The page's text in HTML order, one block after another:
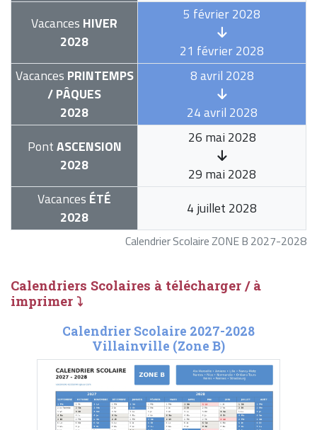
Calendrier Scolaire ZONE B 2027-2028
Vacances HIVER
2028
5 février 2028
21 février 2028
Vacances PRINTEMPS
/ PÂQUES
2028
8 avril 2028
24 avril 2028
PontASCENSION
2028
26 mai 2028
29 mai 2028
Vacances ÉTÉ
2028
4 juillet 2028
Calendriers Scolaires à télécharger / à
imprimer ⤵
Calendrier Scolaire 2027-2028
Villainville (Zone B)